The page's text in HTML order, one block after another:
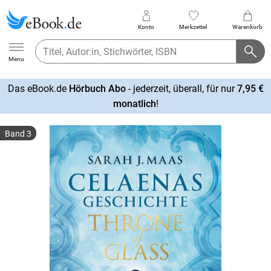
Ebook.de
Menu
Konto Merkzettel Warenkorb
Das eBook.de Hörbuch Abo- jederzeit, überall, für nur7,95 €
monatlich!
Band 3